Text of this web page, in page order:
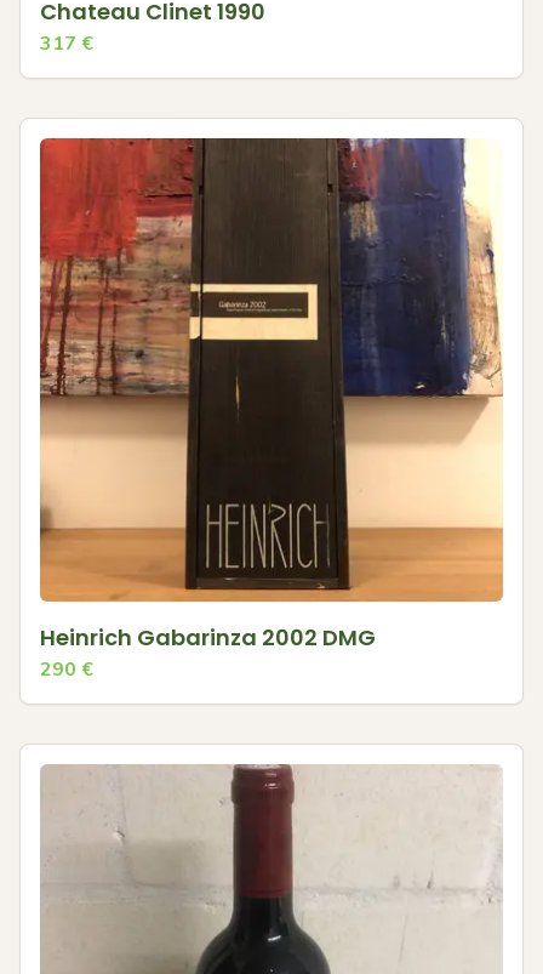
Chateau Clinet 1990
317 €
Heinrich Gabarinza 2002 DMG
290 €